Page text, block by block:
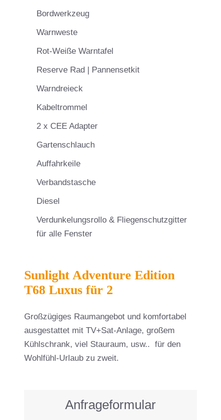
Bordwerkzeug
Warnweste
Rot-Weiße Warntafel
Reserve Rad | Pannensetkit
Warndreieck
Kabeltrommel
2 x CEE Adapter
Gartenschlauch
Auffahrkeile
Verbandstasche
Diesel
Verdunkelungsrollo & Fliegenschutzgitter
für alle Fenster
Sunlight Adventure Edition
T68 Luxus für 2
Großzügiges Raumangebot und komfortabel
ausgestattet mit TV+Sat-Anlage, großem
Kühlschrank, viel Stauraum, usw.. für den
Wohlfühl-Urlaub zu zweit.
Anfrageformular